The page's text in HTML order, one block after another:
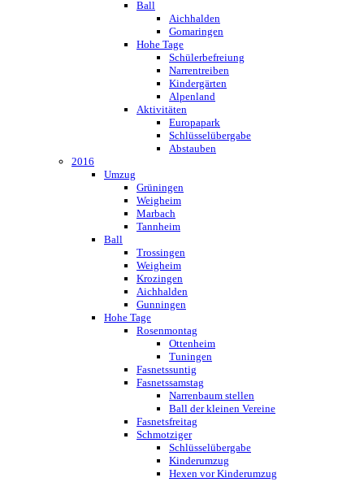
Ball
Aichhalden
Gomaringen
Hohe Tage
Schülerbefreiung
Narrentreiben
Kindergärten
Alpenland
Aktivitäten
Europapark
Schlüsselübergabe
Abstauben
2016
Umzug
Grüningen
Weigheim
Marbach
Tannheim
Ball
Trossingen
Weigheim
Krozingen
Aichhalden
Gunningen
Hohe Tage
Rosenmontag
Ottenheim
Tuningen
Fasnetssuntig
Fasnetssamstag
Narrenbaum stellen
Ball der kleinen Vereine
Fasnetsfreitag
Schmotziger
Schlüsselübergabe
Kinderumzug
Hexen vor Kinderumzug